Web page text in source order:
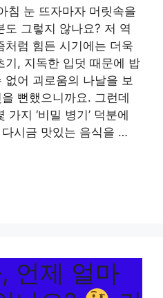
침 눈 뜨자마자 머릿속을
그렇지 않나요? 저 역
럼 힘든 시기에는 더욱
기, 지독한 입덧 때문에 밥
어 괴로움의 나날을 보
뻔했으니까요. 그런데
지 ‘비밀 병기’ 덕분에
시금 맛있는 음식을 …
언제 얼마